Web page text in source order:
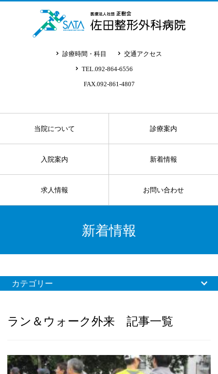
診療時間・科目 交通アクセス
TEL.092-864-6556
FAX.092-861-4807
当院について 診療案内
入院案内 新着情報
求人情報 お問い合わせ
新着情報
カテゴリー
ラン＆ウォーク外来 記事一覧